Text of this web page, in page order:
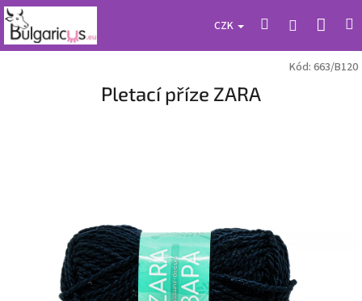
Přejít
na
obsah
CZK Hledat Přihlášení
Kód: 663/B120
Pletací příze ZARA